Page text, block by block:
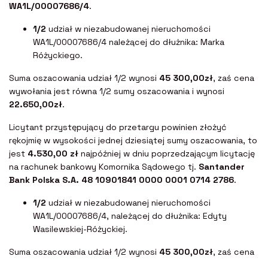
WA1L/00007686/4.
1/2 udział w niezabudowanej nieruchomości
WA1L/00007686/4 należącej do dłużnika: Marka
Różyckiego.
Suma oszacowania udział 1/2 wynosi 45 300,00zł, zaś cena
wywołania jest równa 1/2 sumy oszacowania i wynosi
22.650,00zł.
Licytant przystępujący do przetargu powinien złożyć
rękojmię w wysokości jednej dziesiątej sumy oszacowania, to
jest 4.530,00 zł najpóźniej w dniu poprzedzającym licytację
na rachunek bankowy Komornika Sądowego tj. Santander
Bank Polska S.A. 48 10901841 0000 0001 0714 2786.
1/2 udział w niezabudowanej nieruchomości
WA1L/00007686/4, należącej do dłużnika: Edyty
Wasilewskiej-Różyckiej.
Suma oszacowania udział 1/2 wynosi 45 300,00zł, zaś cena